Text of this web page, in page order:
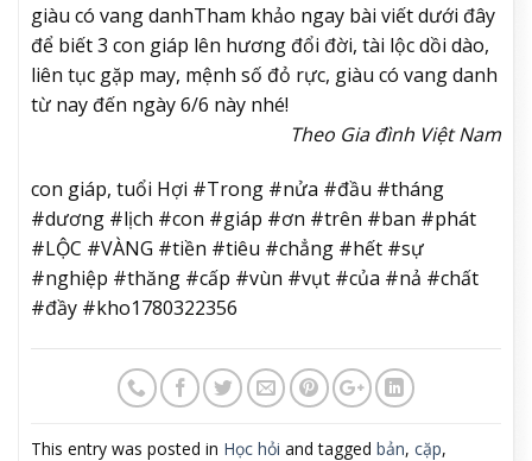
giàu có vang danhTham khảo ngay bài viết dưới đây
để biết 3 con giáp lên hương đổi đời, tài lộc dồi dào,
liên tục gặp may, mệnh số đỏ rực, giàu có vang danh
từ nay đến ngày 6/6 này nhé!
Theo Gia đình Việt Nam
con giáp, tuổi Hợi #Trong #nửa #đầu #tháng
#dương #lịch #con #giáp #ơn #trên #ban #phát
#LỘC #VÀNG #tiền #tiêu #chẳng #hết #sự
#nghiệp #thăng #cấp #vùn #vụt #của #nả #chất
#đầy #kho1780322356
This entry was posted in Học hỏi and tagged bản, cặp,